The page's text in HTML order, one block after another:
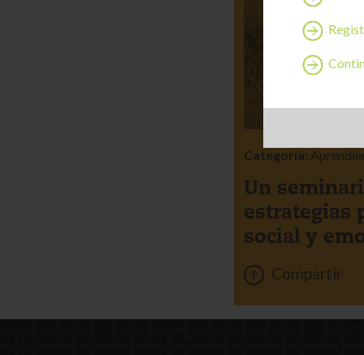
Categoría:
Un
estrategias
social y
Compartir